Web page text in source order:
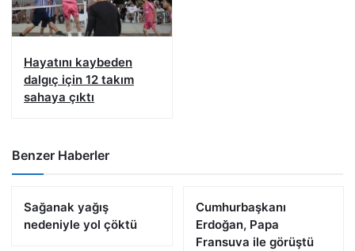
Hayatını kaybeden
dalgıç için 12 takım
sahaya çıktı
Benzer Haberler
Sağanak yağış
nedeniyle yol çöktü
Cumhurbaşkanı
Erdoğan, Papa
Fransuva ile görüştü